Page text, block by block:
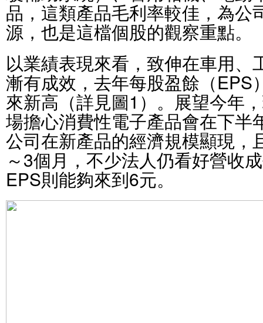
品，這類產品毛利率較佳，為公
源，也是這檔個股的觀察重點。
以業績表現來看，致伸在車用、
漸有成效，去年每股盈餘（EPS
來新高（詳見圖1）。展望今年
場擔心消費性電子產品會在下半
公司在新產品的經濟規模顯現，
～3個月，不少法人仍看好營收
EPS則能夠來到6元。